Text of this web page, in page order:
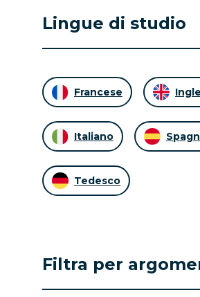
Lingue di studio
Francese
Italiano
Tedesco
Filtra per